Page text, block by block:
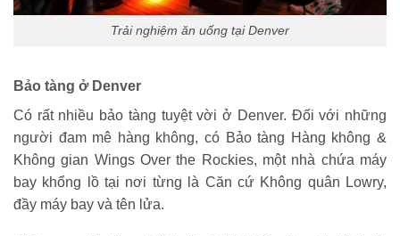
Trải nghiệm ăn uống tại Denver
Bảo tàng ở Denver
Có rất nhiều bảo tàng tuyệt vời ở Denver. Đối với những
người đam mê hàng không, có Bảo tàng Hàng không &
Không gian Wings Over the Rockies, một nhà chứa máy
bay khổng lồ tại nơi từng là Căn cứ Không quân Lowry,
đầy máy bay và tên lửa.